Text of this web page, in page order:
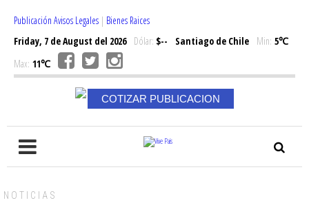
Publicación Avisos Legales | Bienes Raices
Friday, 7 de August del 2026Dólar: $-- Santiago de Chile Min: 5℃
Max: 11℃
COTIZAR PUBLICACION
NOTICIAS